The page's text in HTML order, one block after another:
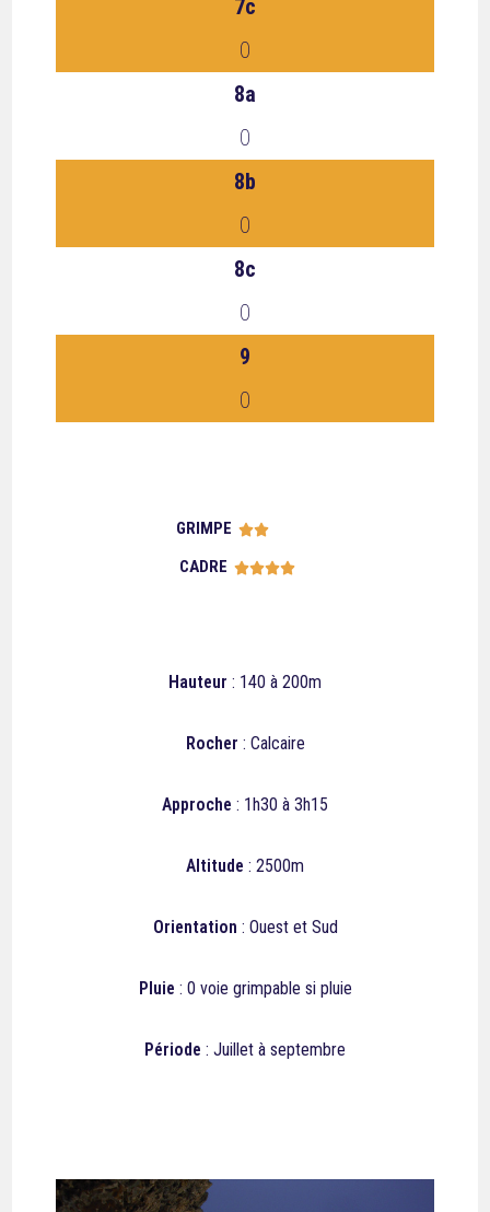
7c
0
8a
0
8b
0
8c
0
9
0
GRIMPE 
CADRE 
Hauteur : 140 à 200m
Rocher : Calcaire
Approche : 1h30 à 3h15
Altitude : 2500m
Orientation : Ouest et Sud
Pluie : 0 voie grimpable si pluie
Période : Juillet à septembre